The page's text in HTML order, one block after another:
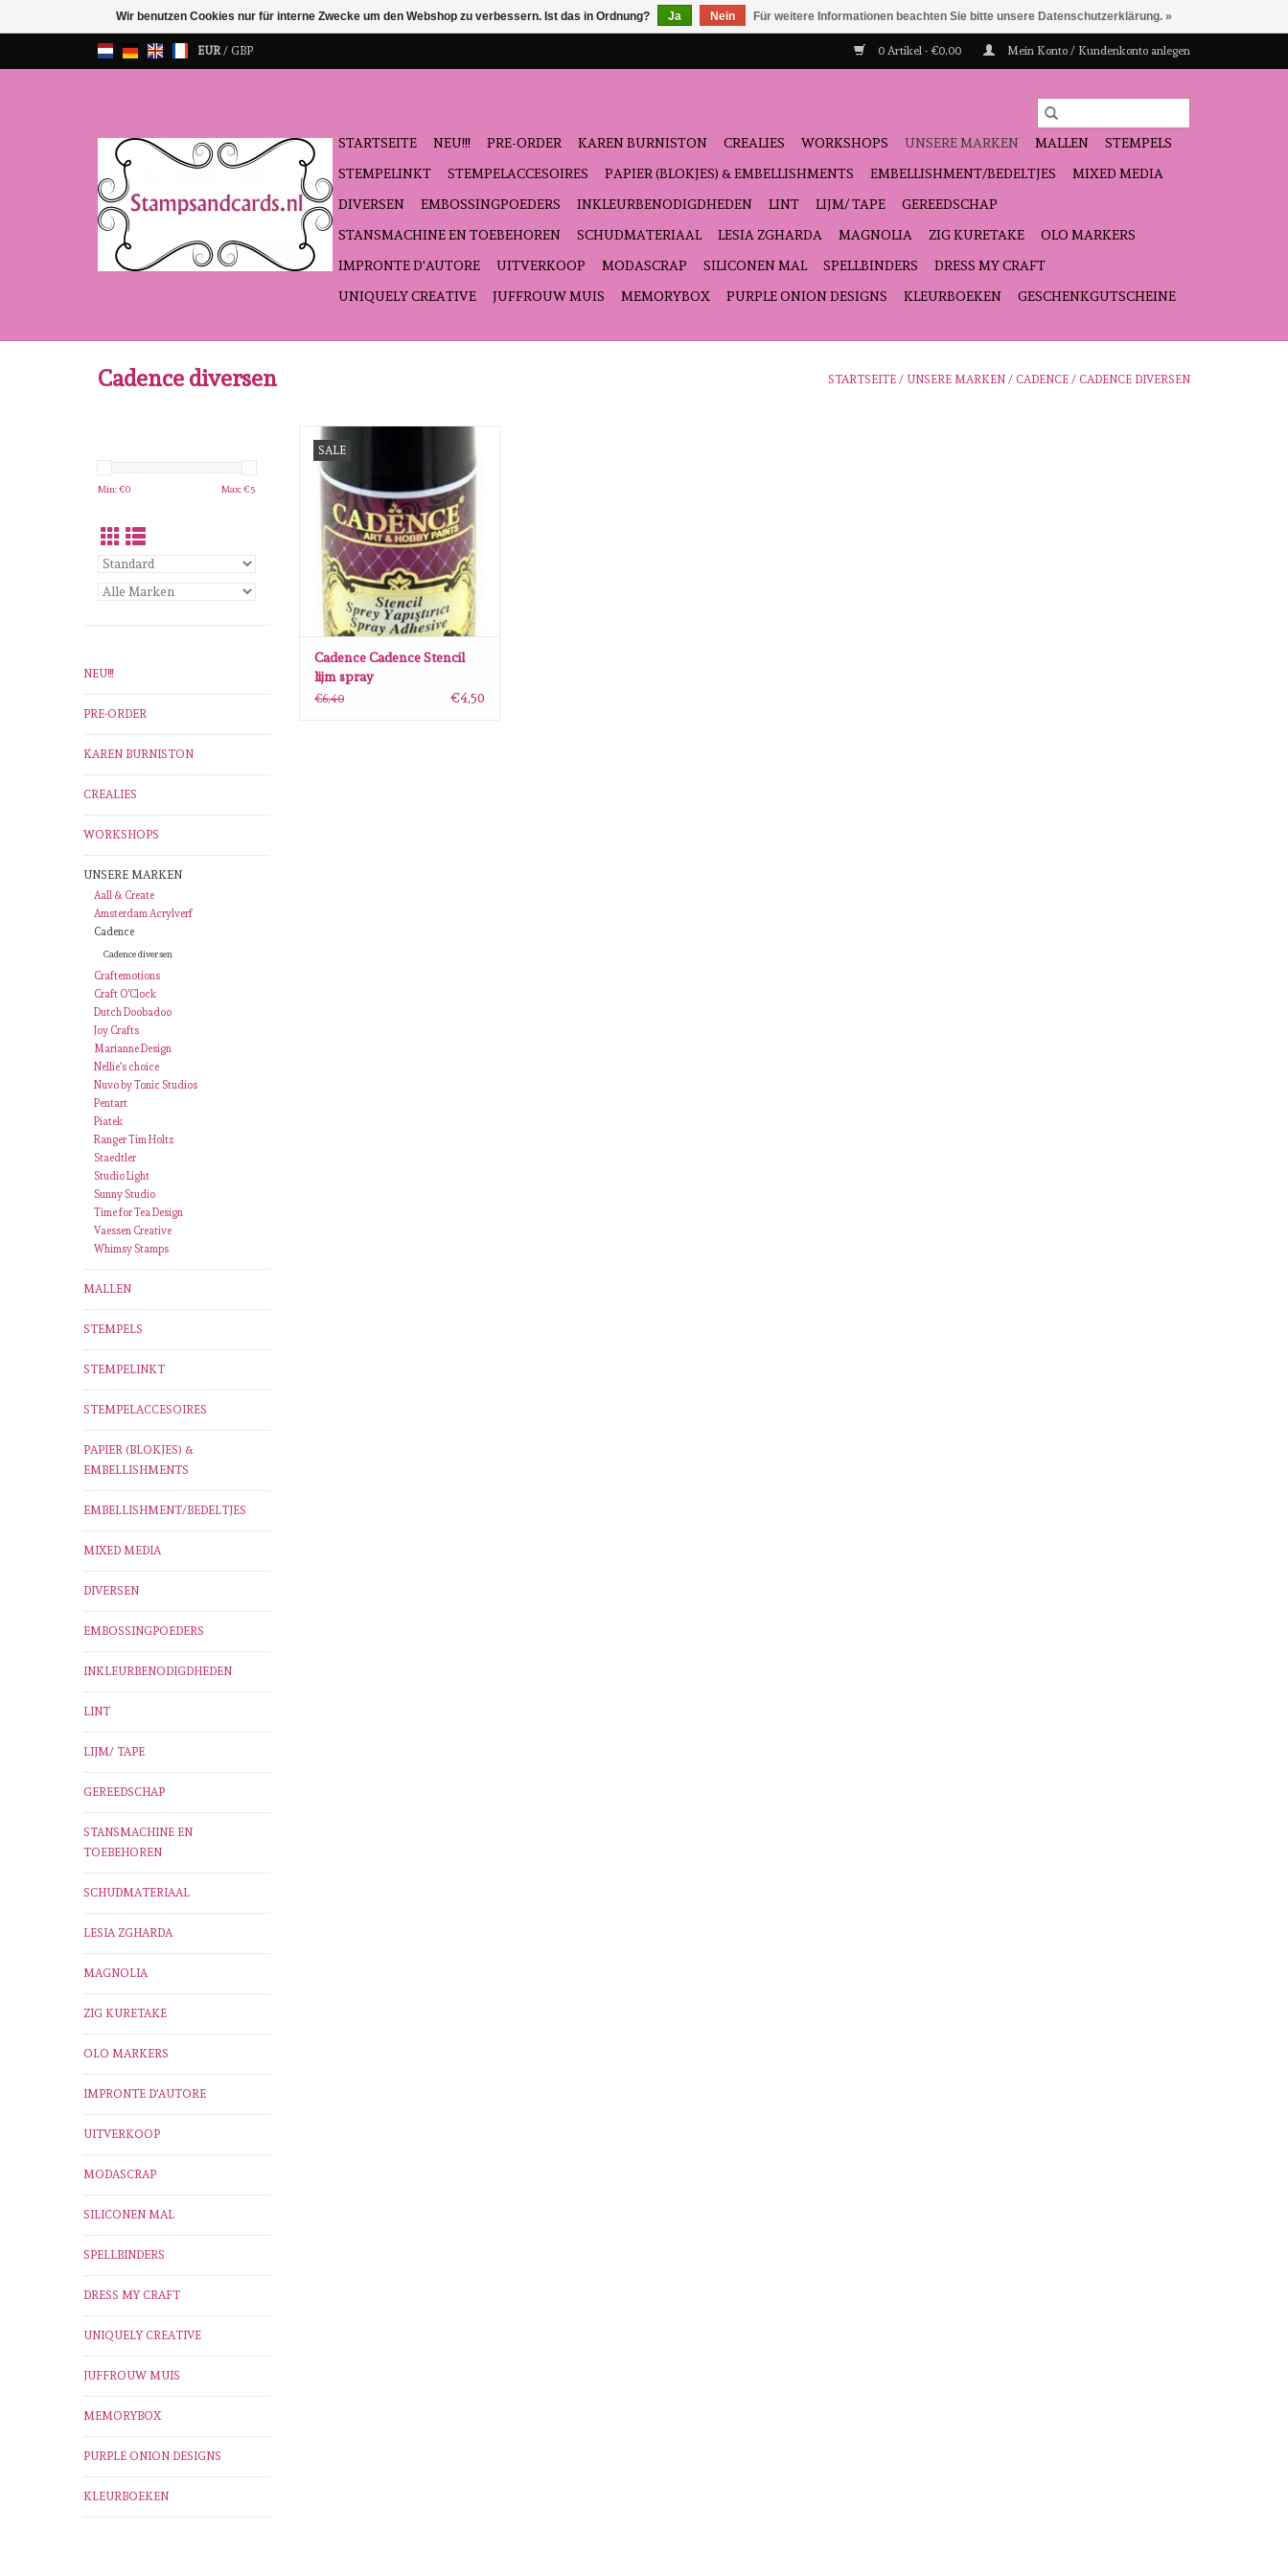
EUR/ GBP 0 Artikel - €0,00 Mein Konto / Kundenkonto anlegen
STARTSEITE NEU!!! PRE-ORDER KAREN BURNISTON CREALIES WORKSHOPS UNSERE MARKEN MALLEN
STEMPELS
STEMPELINKT
STEMPELACCESOIRES PAPIER (BLOKJES) & EMBELLISHMENTS EMBELLISHMENT/BEDELTJES
MIXED MEDIA
DIVERSEN
EMBOSSINGPOEDERS INKLEURBENODIGDHEDEN LINT LIJM/ TAPE
GEREEDSCHAP
STANSMACHINE EN TOEBEHOREN
SCHUDMATERIAAL LESIA ZGHARDA MAGNOLIA ZIG KURETAKE
OLO MARKERS
IMPRONTE D'AUTORE
UITVERKOOP MODASCRAP SILICONEN MAL SPELLBINDERS
DRESS MY CRAFT
UNIQUELY CREATIVE
JUFFROUW MUIS MEMORYBOX PURPLE ONION DESIGNS KLEURBOEKEN GESCHENKGUTSCHEINE
Cadence diversen STARTSEITE / UNSERE MARKEN / CADENCE / CADENCE DIVERSEN
Min: €0 Max: €5
NEU!!!
PRE-ORDER
KAREN BURNISTON
CREALIES
WORKSHOPS
UNSERE MARKEN
Aall & Create
Amsterdam Acrylverf
Cadence
Cadence diversen
Craftemotions
Craft O'Clock
Dutch Doobadoo
Joy Crafts
Marianne Design
Nellie's choice
Nuvo by Tonic Studios
Pentart
Piatek
Ranger Tim Holtz
Staedtler
Studio Light
Sunny Studio
Time for Tea Design
Vaessen Creative
Whimsy Stamps
MALLEN
STEMPELS
STEMPELINKT
STEMPELACCESOIRES
PAPIER (BLOKJES) &
EMBELLISHMENTS
EMBELLISHMENT/BEDELTJES
MIXED MEDIA
DIVERSEN
EMBOSSINGPOEDERS
INKLEURBENODIGDHEDEN
LINT
LIJM/ TAPE
GEREEDSCHAP
STANSMACHINE EN
TOEBEHOREN
SCHUDMATERIAAL
LESIA ZGHARDA
MAGNOLIA
ZIG KURETAKE
OLO MARKERS
IMPRONTE D'AUTORE
UITVERKOOP
MODASCRAP
SILICONEN MAL
SPELLBINDERS
DRESS MY CRAFT
UNIQUELY CREATIVE
JUFFROUW MUIS
MEMORYBOX
PURPLE ONION DESIGNS
KLEURBOEKEN
SALE
ZUM WARENKORB HINZUFÜGEN
Cadence Cadence Stencil
lijm spray
€6,40 €4,50
Wir benutzen Cookies nur für interne Zwecke um den Webshop zu verbessern. Ist das in Ordnung? Ja Nein Für weitere Informationen beachten Sie bitte unsere Datenschutzerklärung. »